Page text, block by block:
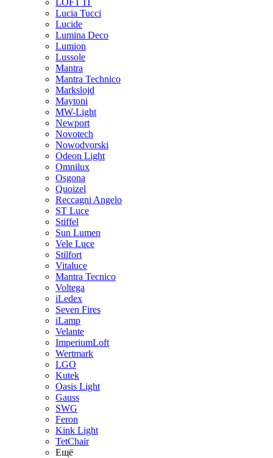
LOFT IT
Lucia Tucci
Lucide
Lumina Deco
Lumion
Lussole
Mantra
Mantra Technico
Markslojd
Maytoni
MW-Light
Newport
Novotech
Nowodvorski
Odeon Light
Omnilux
Osgona
Quoizel
Reccagni Angelo
ST Luce
Stiffel
Sun Lumen
Vele Luce
Stilfort
Vitaluce
Mantra Tecnico
Voltega
iLedex
Seven Fires
iLamp
Velante
ImperiumLoft
Wertmark
LGO
Kutek
Oasis Light
Gauss
SWG
Feron
Kink Light
TetСhair
Ещё